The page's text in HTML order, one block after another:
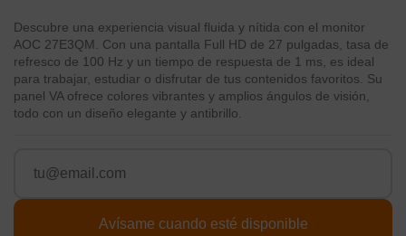
Descubre una experiencia visual fluida y nítida con el monitor
AOC 27E3QM. Con una pantalla Full HD de 27 pulgadas, tasa de
refresco de 100 Hz y un tiempo de respuesta de 1 ms, es ideal
para trabajar, estudiar o disfrutar de tus contenidos favoritos. Su
panel VA ofrece colores vibrantes y amplios ángulos de visión,
todo con un diseño elegante y antibrillo.